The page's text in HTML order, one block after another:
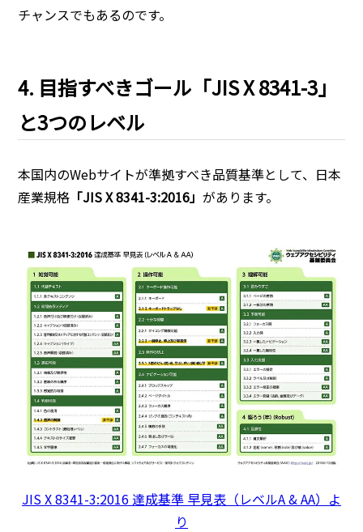
チャンスでもあるのです。
4. 目指すべきゴール「JIS X 8341-3」
と3つのレベル
本国内のWebサイトが準拠すべき品質基準として、日本
産業規格 「JIS X 8341-3:2016」があります。
JIS X 8341-3:2016 達成基準 早見表（レベルA & AA）よ
り